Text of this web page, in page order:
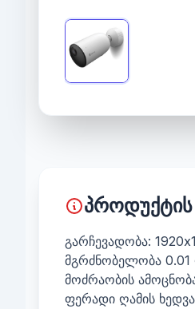
გარჩევადობა:
მგრძნობელობა 0.01
მოძრაობის
ფერადი ღამის